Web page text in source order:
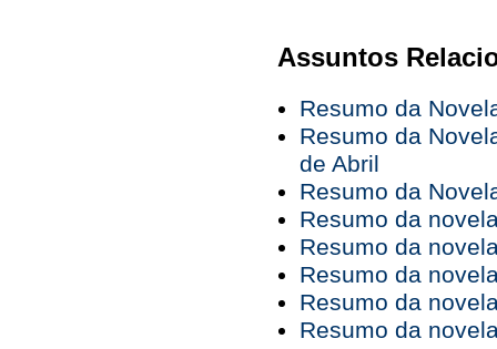
Assuntos
Resumo da
Resumo da
de Abril
Resumo da
Resumo da
Resumo da
Resumo da
Resumo da
Resumo da